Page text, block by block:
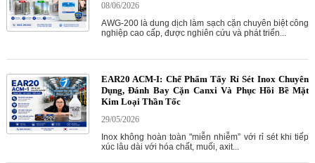
08/06/2026
AWG-200 là dung dịch làm sạch cặn chuyên biệt công
nghiệp cao cấp, được nghiên cứu và phát triển...
EAR20 ACM-I: Chế Phẩm Tẩy Rỉ Sét Inox Chuyên
Dụng, Đánh Bay Cặn Canxi Và Phục Hồi Bề Mặt
Kim Loại Thần Tốc
29/05/2026
Inox không hoàn toàn "miễn nhiễm” với rỉ sét khi tiếp
xúc lâu dài với hóa chất, muối, axit...